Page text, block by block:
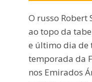
O russo Robert
ao topo da
e último dia de
temporada da
nos Emirados